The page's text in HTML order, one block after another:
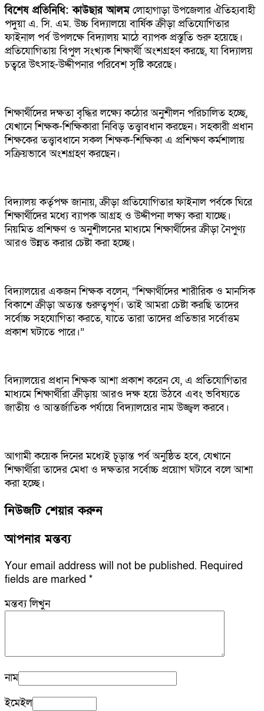
বিশেষ প্রতিনিধি: কাউছার আলমলোহাগাড়া উপজেলার ঐতিহ্যবাহী
পদুয়া এ. সি. এম. উচ্চ বিদ্যালয়ে বার্ষিক ক্রীড়া প্রতিযোগিতার
ফাইনাল পর্ব উপলক্ষে বিদ্যালয় মাঠে ব্যাপক প্রস্তুতি শুরু হয়েছে।
প্রতিযোগিতায় বিপুল সংখ্যক শিক্ষার্থী অংশগ্রহণ করছে, যা বিদ্যালয়
চত্বরে উৎসাহ-উদ্দীপনার পরিবেশ সৃষ্টি করেছে।
শিক্ষার্থীদের দক্ষতা বৃদ্ধির লক্ষ্যে কঠোর অনুশীলন পরিচালিত হচ্ছে,
যেখানে শিক্ষক-শিক্ষিকারা নিবিড় তত্ত্বাবধান করছেন। সহকারী প্রধান
শিক্ষকের তত্ত্বাবধানে সকল শিক্ষক-শিক্ষিকা এ প্রশিক্ষণ কর্মশালায়
সক্রিয়ভাবে অংশগ্রহণ করছেন।
বিদ্যালয় কর্তৃপক্ষ জানায়, ক্রীড়া প্রতিযোগিতার ফাইনাল পর্বকে ঘিরে
শিক্ষার্থীদের মধ্যে ব্যাপক আগ্রহ ও উদ্দীপনা লক্ষ্য করা যাচ্ছে।
নিয়মিত প্রশিক্ষণ ও অনুশীলনের মাধ্যমে শিক্ষার্থীদের ক্রীড়া নৈপুণ্য
আরও উন্নত করার চেষ্টা করা হচ্ছে।
বিদ্যালয়ের একজন শিক্ষক বলেন, “শিক্ষার্থীদের শারীরিক ও মানসিক
বিকাশে ক্রীড়া অত্যন্ত গুরুত্বপূর্ণ। তাই আমরা চেষ্টা করছি তাদের
সর্বোচ্চ সহযোগিতা করতে, যাতে তারা তাদের প্রতিভার সর্বোত্তম
প্রকাশ ঘটাতে পারে।”
বিদ্যালয়ের প্রধান শিক্ষক আশা প্রকাশ করেন যে, এ প্রতিযোগিতার
মাধ্যমে শিক্ষার্থীরা ক্রীড়ায় আরও দক্ষ হয়ে উঠবে এবং ভবিষ্যতে
জাতীয় ও আন্তর্জাতিক পর্যায়ে বিদ্যালয়ের নাম উজ্জ্বল করবে।
আগামী কয়েক দিনের মধ্যেই চূড়ান্ত পর্ব অনুষ্ঠিত হবে, যেখানে
শিক্ষার্থীরা তাদের মেধা ও দক্ষতার সর্বোচ্চ প্রয়োগ ঘটাবে বলে আশা
করা হচ্ছে।
নিউজটি শেয়ার করুন
আপনার মন্তব্য
Your email address will not be published. Required
fields are marked *
মন্তব্য লিখুন
নাম
ইমেইল